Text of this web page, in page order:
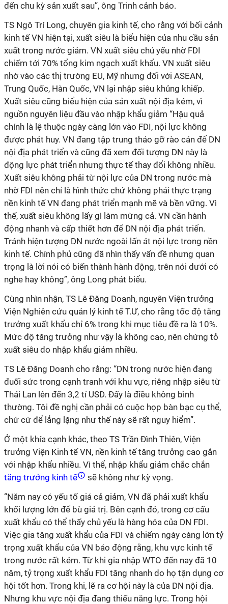
đến chu kỳ sản xuất sau”, ông Trinh cảnh báo.
TS Ngô Trí Long, chuyên gia kinh tế, cho rằng với bối cảnh
kinh tế VN hiện tại, xuất siêu là biểu hiện của nhu cầu sản
xuất trong nước giảm. VN xuất siêu chủ yếu nhờ FDI
chiếm tới 70% tổng kim ngạch xuất khẩu. VN xuất siêu
nhờ vào các thị trường EU, Mỹ nhưng đối với ASEAN,
Trung Quốc, Hàn Quốc, VN lại nhập siêu khủng khiếp.
Xuất siêu cũng biểu hiện của sản xuất nội địa kém, vì
nguồn nguyên liệu đầu vào nhập khẩu giảm “Hậu quả
chính là lệ thuộc ngày càng lớn vào FDI, nội lực không
được phát huy. VN đang tập trung tháo gỡ rào cản để DN
nội địa phát triển và cũng đã xem đối tượng DN này là
động lực phát triển nhưng thực tế thay đổi không nhiều.
Xuất siêu không phải từ nội lực của DN trong nước mà
nhờ FDI nên chỉ là hình thức chứ không phải thực trạng
nền kinh tế VN đang phát triển mạnh mẽ và bền vững. Vì
thế, xuất siêu không lấy gì làm mừng cả. VN cần hành
động nhanh và cấp thiết hơn để DN nội địa phát triển.
Tránh hiện tượng DN nước ngoài lấn át nội lực trong nền
kinh tế. Chính phủ cũng đã nhìn thấy vấn đề nhưng quan
trọng là lời nói có biến thành hành động, trên nói dưới có
nghe hay không”, ông Long phát biểu.
Cùng nhìn nhận, TS Lê Đăng Doanh, nguyên Viện trưởng
Viện Nghiên cứu quản lý kinh tế T.Ư, cho rằng tốc độ tăng
trưởng xuất khẩu chỉ 6% trong khi mục tiêu đề ra là 10%.
Mức độ tăng trưởng như vậy là không cao, nên chứng tỏ
xuất siêu do nhập khẩu giảm nhiều.
TS Lê Đăng Doanh cho rằng: “DN trong nước hiện đang
đuối sức trong cạnh tranh với khu vực, riêng nhập siêu từ
Thái Lan lên đến 3,2 tỉ USD. Đấy là điều không bình
thường. Tôi đề nghị cần phải có cuộc họp bàn bạc cụ thể,
chứ cứ để lẳng lặng như thế này sẽ rất nguy hiểm”.
Ở một khía cạnh khác, theo TS Trần Đình Thiên, Viện
trưởng Viện Kinh tế VN, nền kinh tế tăng trưởng cao gắn
với nhập khẩu nhiều. Vì thể, nhập khẩu giảm chắc chắn
tăng trưởng kinh tế
sẽ không như kỳ vọng.
“Năm nay có yếu tố giá cả giảm, VN đã phải xuất khẩu
khối lượng lớn để bù giá trị. Bên cạnh đó, trong cơ cấu
xuất khẩu có thể thấy chủ yếu là hàng hóa của DN FDI.
Việc gia tăng xuất khẩu của FDI và chiếm ngày càng lớn tỷ
trọng xuất khẩu của VN báo động rằng, khu vực kinh tế
trong nước rất kém. Từ khi gia nhập WTO đến nay đã 10
năm, tỷ trọng xuất khẩu FDI tăng nhanh do họ tận dụng cơ
hội tốt hơn. Trong khi, lẽ ra cơ hội này là của DN nội địa.
Nhưng khu vực nội địa đang thiếu năng lực. Trong hội